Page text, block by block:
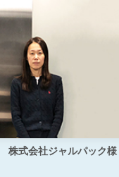
株式会社ジャルパック様